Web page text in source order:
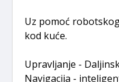
Uz pomoć
kod kuće.
Upravljanje -
Navigacija -